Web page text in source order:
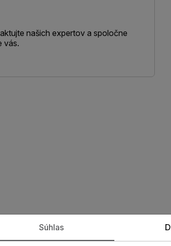
našich expertov a spoločne
vás.
Zistite viac
Súhlas